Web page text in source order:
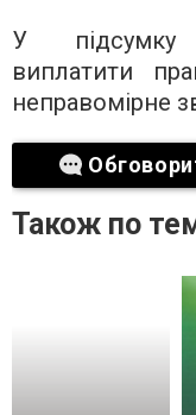
У підсумку
виплатити
неправомірне
Також по